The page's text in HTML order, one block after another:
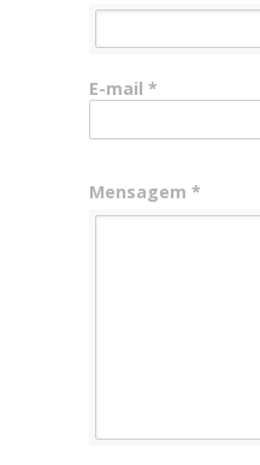
E-mail *
Mensagem *